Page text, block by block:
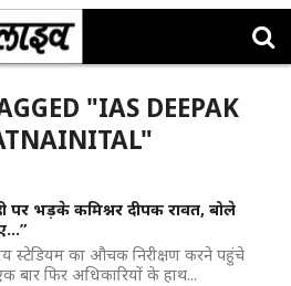
"IAS DEEPAK
पर भड़के कमिश्नर दीपक रावत, बोले
स्टेडियम का औचक निरीक्षण करने पहुंचे
बार फिर अधिकारियों के हाथ...